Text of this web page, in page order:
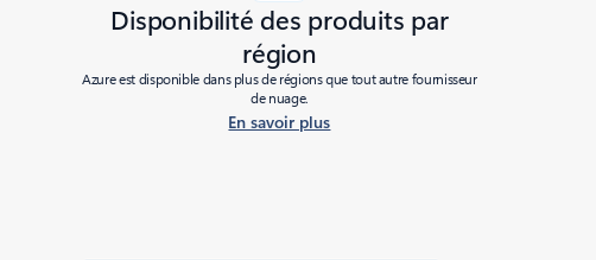
Disponibilité des produits par
région
Azure est disponible dans plus de régions que tout autre fournisseur
de nuage.
En savoir plus